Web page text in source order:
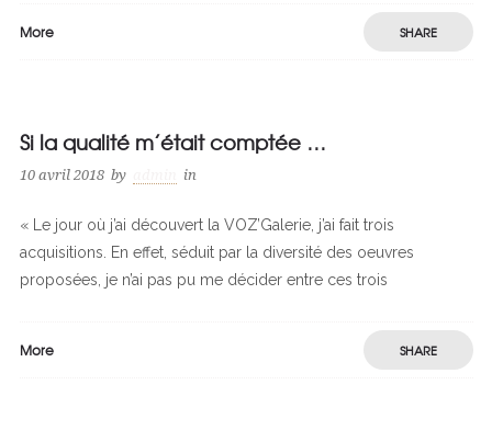
More SHARE
Si la qualité m’était comptée …
10 avril 2018 by in
« Le jour où j’ai découvert la VOZ’Galerie, j’ai fait trois
acquisitions. En effet, séduit par la diversité des oeuvres
proposées, je n’ai pas pu me décider entre ces trois
More SHARE